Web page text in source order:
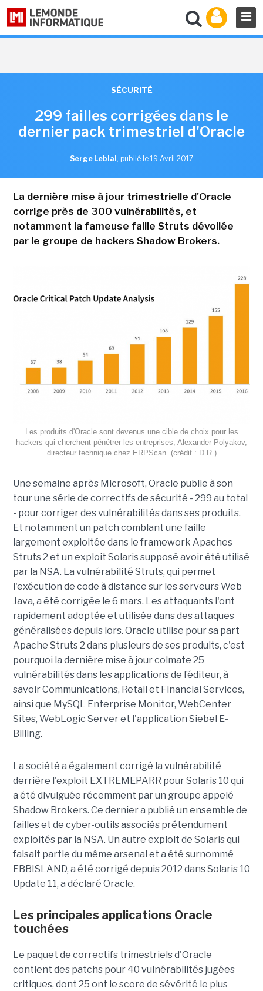
SÉCURITÉ
299 failles corrigées dans le
dernier pack trimestriel d'Oracle
Serge Leblal , publié le 19 Avril 2017
La dernière mise à jour trimestrielle d'Oracle
corrige près de 300 vulnérabilités, et
notamment la fameuse faille Struts dévoilée
par le groupe de hackers Shadow Brokers.
Les produits d'Oracle sont devenus une cible de choix pour les
hackers qui cherchent pénétrer les entreprises, Alexander Polyakov,
directeur technique chez ERPScan. (crédit : D.R.)
Une semaine après Microsoft, Oracle publie à son
tour une série de correctifs de sécurité - 299 au total
- pour corriger des vulnérabilités dans ses produits.
Et notamment un patch comblant une faille
largement exploitée dans le framework Apaches
Struts 2 et un exploit Solaris supposé avoir été utilisé
par la NSA. La vulnérabilité Struts, qui permet
l'exécution de code à distance sur les serveurs Web
Java, a été corrigée le 6 mars. Les attaquants l'ont
rapidement adoptée et utilisée dans des attaques
généralisées depuis lors. Oracle utilise pour sa part
Apache Struts 2 dans plusieurs de ses produits, c'est
pourquoi la dernière mise à jour colmate 25
vulnérabilités dans les applications de l’éditeur, à
savoir Communications, Retail et Financial Services,
ainsi que MySQL Enterprise Monitor, WebCenter
Sites, WebLogic Server et l'application Siebel E-
Billing.
La société a également corrigé la vulnérabilité
derrière l'exploit EXTREMEPARR pour Solaris 10 qui
a été divulguée récemment par un groupe appelé
Shadow Brokers. Ce dernier a publié un ensemble de
failles et de cyber-outils associés prétendument
exploités par la NSA. Un autre exploit de Solaris qui
faisait partie du même arsenal et a été surnommé
EBBISLAND, a été corrigé depuis 2012 dans Solaris 10
Update 11, a déclaré Oracle.
Les principales applications Oracle
touchées
Le paquet de correctifs trimestriels d'Oracle
contient des patchs pour 40 vulnérabilités jugées
critiques, dont 25 ont le score de sévérité le plus